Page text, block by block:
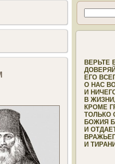
ВЕРЬТЕ
ЕГО
О НАС
И
В ЖИЗНИ,
КРОМЕ
ТОЛЬКО
БОЖИЯ
И